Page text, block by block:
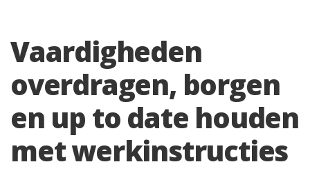
Vaardigheden
overdragen, borgen
en up to date houden
met werkinstructies